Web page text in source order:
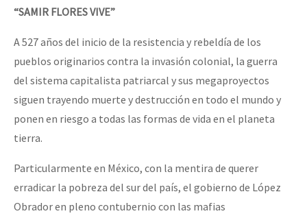
“SAMIR FLORES VIVE”
A 527 años del inicio de la resistencia y rebeldía de los
pueblos originarios contra la invasión colonial, la guerra
del sistema capitalista patriarcal y sus megaproyectos
siguen trayendo muerte y destrucción en todo el mundo y
ponen en riesgo a todas las formas de vida en el planeta
tierra.
Particularmente en México, con la mentira de querer
erradicar la pobreza del sur del país, el gobierno de López
Obrador en pleno contubernio con las mafias